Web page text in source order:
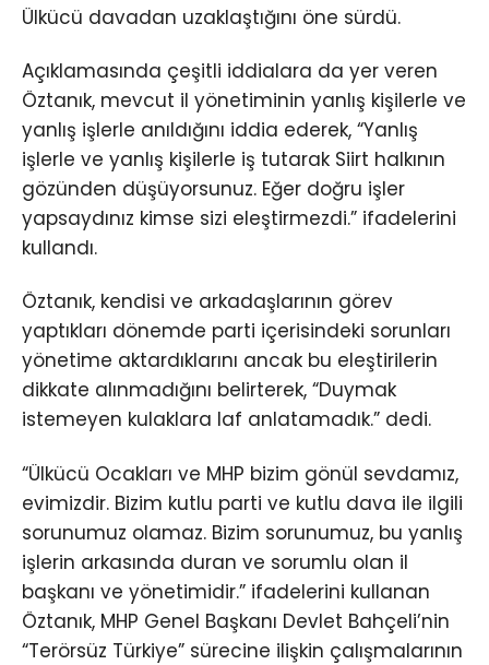
Ülkücü davadan uzaklaştığını öne sürdü.
Açıklamasında çeşitli iddialara da yer veren
Öztanık, mevcut il yönetiminin yanlış kişilerle ve
yanlış işlerle anıldığını iddia ederek, “Yanlış
işlerle ve yanlış kişilerle iş tutarak Siirt halkının
gözünden düşüyorsunuz. Eğer doğru işler
yapsaydınız kimse sizi eleştirmezdi.” ifadelerini
kullandı.
Öztanık, kendisi ve arkadaşlarının görev
yaptıkları dönemde parti içerisindeki sorunları
yönetime aktardıklarını ancak bu eleştirilerin
dikkate alınmadığını belirterek, “Duymak
istemeyen kulaklara laf anlatamadık.” dedi.
“Ülkücü Ocakları ve MHP bizim gönül sevdamız,
evimizdir. Bizim kutlu parti ve kutlu dava ile ilgili
sorunumuz olamaz. Bizim sorunumuz, bu yanlış
işlerin arkasında duran ve sorumlu olan il
başkanı ve yönetimidir.” ifadelerini kullanan
Öztanık, MHP Genel Başkanı Devlet Bahçeli’nin
“Terörsüz Türkiye” sürecine ilişkin çalışmalarının